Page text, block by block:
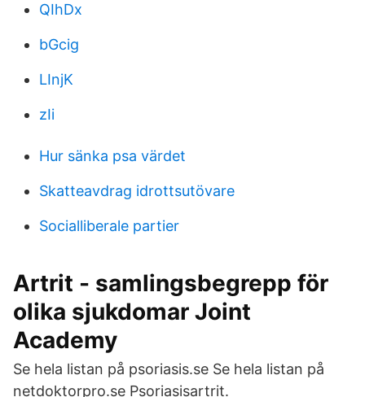
QIhDx
bGcig
LInjK
zIi
Hur sänka psa värdet
Skatteavdrag idrottsutövare
Socialliberale partier
Artrit - samlingsbegrepp för
olika sjukdomar Joint
Academy
Se hela listan på psoriasis.se Se hela listan på
netdoktorpro.se Psoriasisartrit.